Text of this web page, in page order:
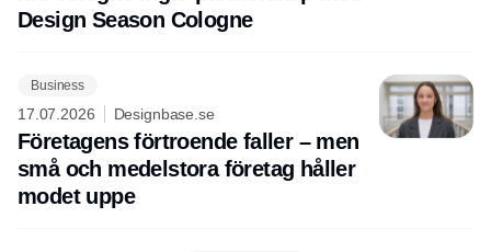
Design Season Cologne
Business
17.07.2026 Designbase.se
Företagens förtroende faller – men
små och medelstora företag håller
modet uppe